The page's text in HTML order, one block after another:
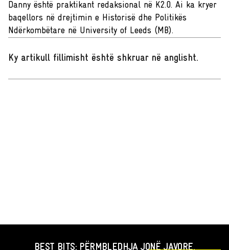
Danny është praktikant redaksional në K2.0. Ai ka kryer
baqellors në drejtimin e Historisë dhe Politikës
Ndërkombëtare në University of Leeds (MB).
Ky artikull fillimisht është shkruar në anglisht.
BEST BITS: PËRMBLEDHJA JONË JAVORE.